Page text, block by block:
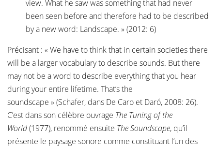
view. What he saw was something that had never
been seen before and therefore had to be described
by a new word: Landscape. » (2012: 6)
Précisant : « We have to think that in certain societies there
will be a larger vocabulary to describe sounds. But there
may not be a word to describe everything that you hear
during your entire lifetime. That’s the
soundscape » (Schafer, dans De Caro et Daró, 2008: 26).
C’est dans son célèbre ouvrage The Tuning of the
World(1977), renommé ensuite The Soundscape, qu’il
présente le paysage sonore comme constituant l’un des